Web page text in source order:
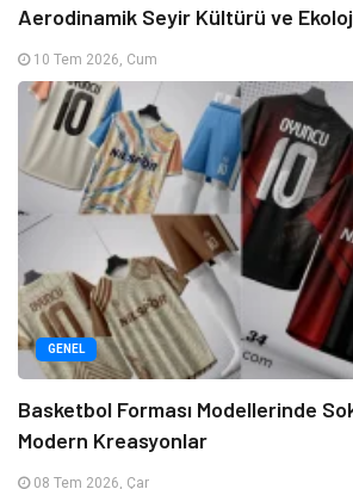
Aerodinamik Seyir Kültürü ve
10 Tem 2026, Cum
GENEL
Basketbol Forması Modellerinde
Modern Kreasyonlar
08 Tem 2026, Çar